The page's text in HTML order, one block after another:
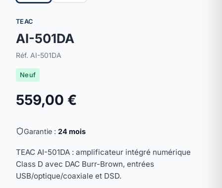
TEAC
AI-501DA
Réf. AI-501DA
Neuf
559,00 €
Garantie : 24 mois
TEAC AI-501DA : amplificateur intégré numérique
Class D avec DAC Burr-Brown, entrées
USB/optique/coaxiale et DSD.